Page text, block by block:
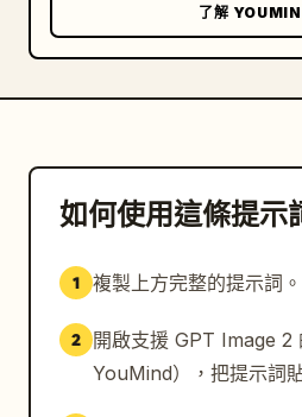
了解
如何使用這條提示
1 複製上方完整的提示詞。
2
開啟支援 GPT Image 2
YouMind），把提示詞